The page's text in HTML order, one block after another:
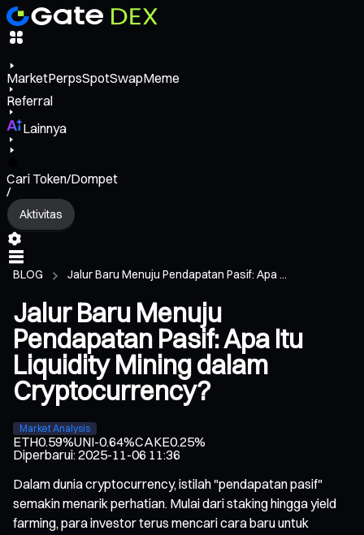
MarketPerpsSpotSwapMeme
Referral
Lainnya
Cari Token/Dompet
/
Aktivitas
BLOG Jalur Baru Menuju Pendapatan Pasif: Apa ...
Jalur Baru Menuju
Pendapatan Pasif: Apa Itu
Liquidity Mining dalam
Cryptocurrency?
Market Analysis
ETH0.59%UNI-0.64%CAKE0.25%
Diperbarui:2025-11-06 11:36
Dalam dunia cryptocurrency, istilah "pendapatan pasif"
semakin menarik perhatian. Mulai dari staking hingga yield
farming, para investor terus mencari cara baru untuk